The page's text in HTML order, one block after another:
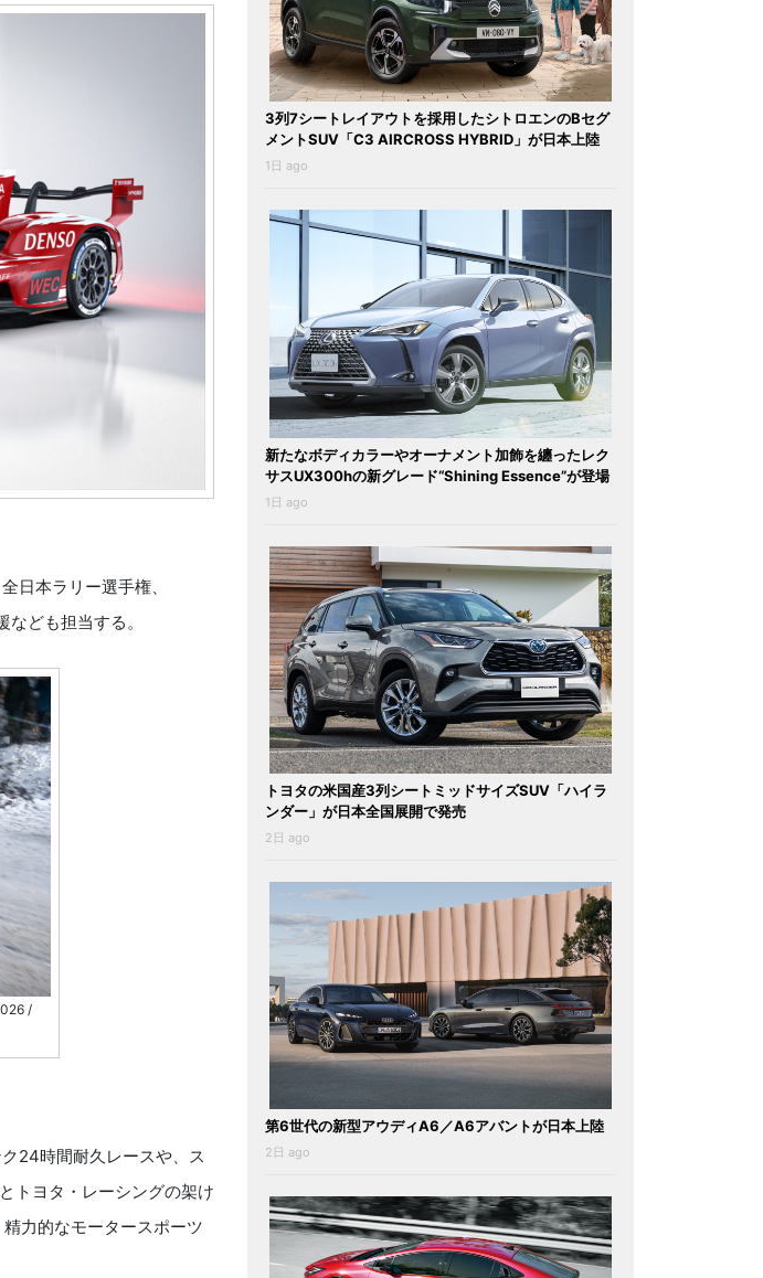
日本ラリー選手権、
ども担当する。
/
24時間耐久レースや、ス
トヨタ・レーシングの架け
力的なモータースポーツ
3列7シートレイアウトを採用したシトロエンのBセグ
メントSUV「C3 AIRCROSS HYBRID」が日本上陸
1日 ago
新たなボディカラーやオーナメント加飾を纏ったレク
サスUX300hの新グレード“Shining Essence”が登場
1日 ago
トヨタの米国産3列シートミッドサイズSUV「ハイラ
ンダー」が日本全国展開で発売
2日 ago
第6世代の新型アウディA6／A6アバントが日本上陸
2日 ago